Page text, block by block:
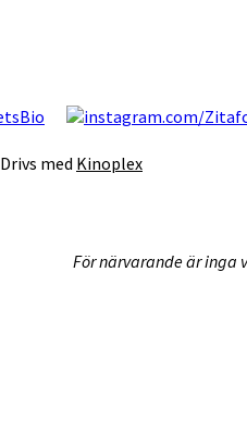
Drivs med Kinoplex
För närvarande är inga